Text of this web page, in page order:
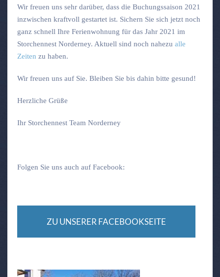
Wir freuen uns sehr darüber, dass die Buchungssaison 2021
inzwischen kraftvoll gestartet ist. Sichern Sie sich jetzt noch
ganz schnell Ihre Ferienwohnung für das Jahr 2021 im
Storchennest Norderney. Aktuell sind noch nahezu alle
Zeiten zu haben.
Wir freuen uns auf Sie. Bleiben Sie bis dahin bitte gesund!
Herzliche Grüße
Ihr Storchennest Team Norderney
Folgen Sie uns auch auf Facebook:
ZU UNSERER FACEBOOKSEITE